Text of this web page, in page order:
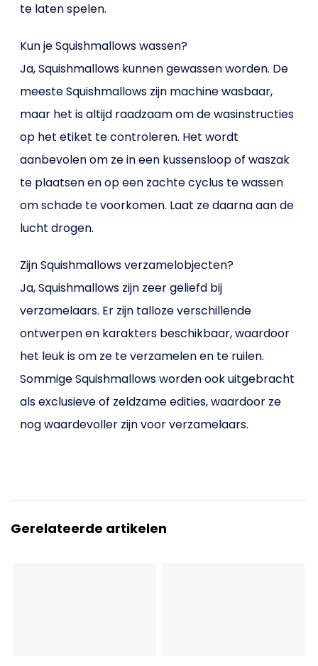
te laten spelen.
Kun je Squishmallows wassen?
Ja, Squishmallows kunnen gewassen worden. De
meeste Squishmallows zijn machine wasbaar,
maar het is altijd raadzaam om de wasinstructies
op het etiket te controleren. Het wordt
aanbevolen om ze in een kussensloop of waszak
te plaatsen en op een zachte cyclus te wassen
om schade te voorkomen. Laat ze daarna aan de
lucht drogen.
Zijn Squishmallows verzamelobjecten?
Ja, Squishmallows zijn zeer geliefd bij
verzamelaars. Er zijn talloze verschillende
ontwerpen en karakters beschikbaar, waardoor
het leuk is om ze te verzamelen en te ruilen.
Sommige Squishmallows worden ook uitgebracht
als exclusieve of zeldzame edities, waardoor ze
nog waardevoller zijn voor verzamelaars.
Gerelateerde artikelen